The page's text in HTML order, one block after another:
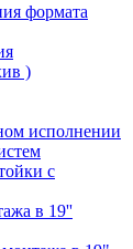
формата
)
исполнении
с
в 19''